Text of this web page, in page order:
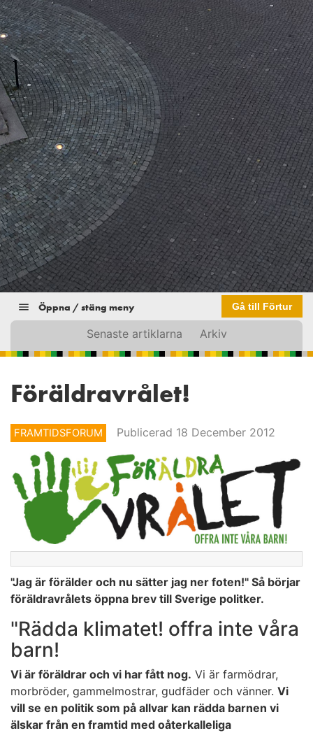
Öppna / stäng meny Gå till Förtur
Senaste artiklarna Arkiv
Föräldravrålet!
FRAMTIDSFORUM Publicerad 18 December 2012
"Jag är förälder och nu sätter jag ner foten!" Så börjar
föräldravrålets öppna brev till Sverige politker.
"Rädda klimatet! offra inte våra
barn!
Vi är föräldrar och vi har fått nog. Vi är farmödrar,
morbröder, gammelmostrar, gudfäder och vänner. Vi
vill se en politik som på allvar kan rädda barnen vi
älskar från en framtid med oåterkalleliga